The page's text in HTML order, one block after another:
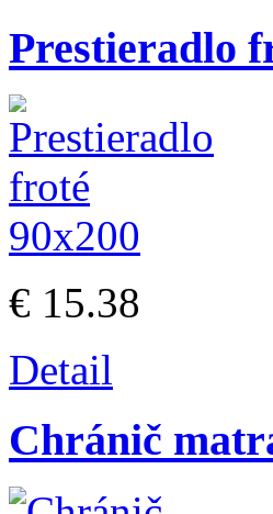
Prestieradlo
€ 15.38
Detail
Chránič